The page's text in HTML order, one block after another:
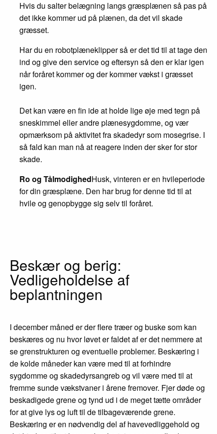
Hvis du salter belægning langs græsplænen så pas på
det ikke kommer ud på plænen, da det vil skade
græsset.
Har du en robotplæneklipper så er det tid til at tage den
ind og give den service og eftersyn så den er klar igen
når foråret kommer og der kommer vækst i græsset
igen.
Det kan være en fin ide at holde lige øje med tegn på
sneskimmel eller andre plænesygdomme, og vær
opmærksom på aktivitet fra skadedyr som mosegrise. I
så fald kan man nå at reagere inden der sker for stor
skade.
Ro og TålmodighedHusk, vinteren er en hvileperiode
for din græsplæne. Den har brug for denne tid til at
hvile og genopbygge sig selv til foråret.
Beskær og berig:
Vedligeholdelse af
beplantningen
I december måned er der flere træer og buske som kan
beskæres og nu hvor løvet er faldet af er det nemmere at
se grenstrukturen og eventuelle problemer. Beskæring i
de kolde måneder kan være med til at forhindre
sygdomme og skadedyrsangreb og vil være med til at
fremme sunde vækstvaner i årene fremover. Fjer døde og
beskadigede grene og tynd ud i de meget tætte områder
for at give lys og luft til de tilbageværende grene.
Beskæring er en nødvendig del af havevedliggehold og